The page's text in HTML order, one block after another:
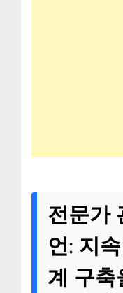
전문가
언: 지
계 구축